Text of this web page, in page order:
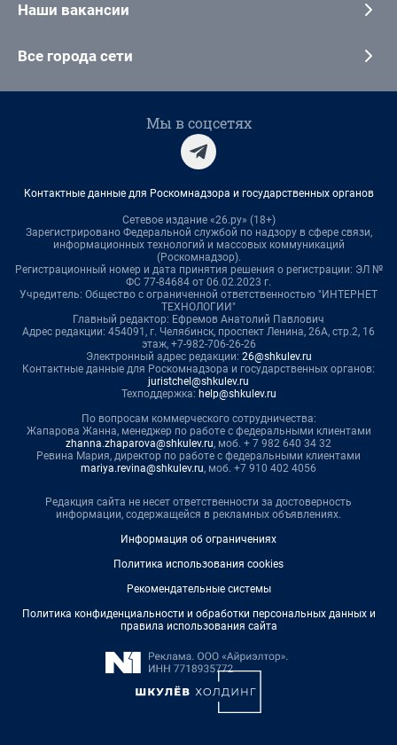
Наши вакансии
Все города сети
Мы в соцсетях
Контактные данные для Роскомнадзора и государственных органов
Сетевое издание «26.ру» (18+)
Зарегистрировано Федеральной службой по надзору в сфере связи,
информационных технологий и массовых коммуникаций
(Роскомнадзор).
Регистрационный номер и дата принятия решения о регистрации: ЭЛ №
ФС 77-84684 от 06.02.2023 г.
Учредитель: Общество с ограниченной ответственностью "ИНТЕРНЕТ
ТЕХНОЛОГИИ"
Главный редактор: Ефремов Анатолий Павлович
Адрес редакции: 454091, г. Челябинск, проспект Ленина, 26А, стр.2, 16
этаж, +7-982-706-26-26
Электронный адрес редакции: 26@shkulev.ru
Контактные данные для Роскомнадзора и государственных органов:
juristchel@shkulev.ru
Техподдержка: help@shkulev.ru
По вопросам коммерческого сотрудничества:
Жапарова Жанна, менеджер по работе с федеральными клиентами
zhanna.zhaparova@shkulev.ru, моб. + 7 982 640 34 32
Ревина Мария, директор по работе с федеральными клиентами
mariya.revina@shkulev.ru, моб. +7 910 402 4056
Редакция сайта не несет ответственности за достоверность
информации, содержащейся в рекламных объявлениях.
Информация об ограничениях
Политика использования cookies
Рекомендательные системы
Политика конфиденциальности и обработки персональных данных и
правила использования сайта